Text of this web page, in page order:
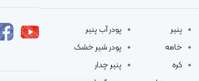
پنیر
خامه
کره
پودر آب پنیر
پودر شیر خشک
پنیر چدار